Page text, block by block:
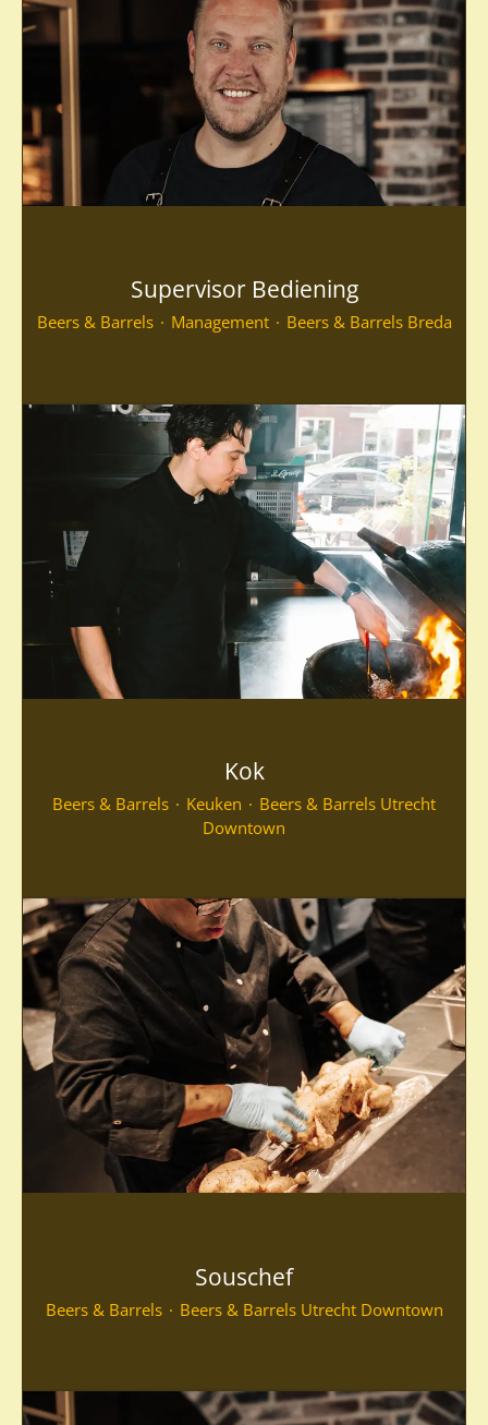
Supervisor Bediening
Beers & Barrels · Management · Beers & Barrels Breda
Kok
Beers & Barrels · Keuken · Beers & Barrels Utrecht
Downtown
Souschef
Beers & Barrels · Beers & Barrels Utrecht Downtown